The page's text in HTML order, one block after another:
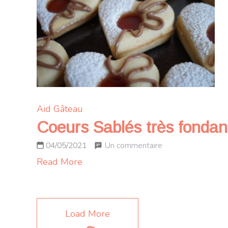
et
confiture
de
caramélisé
Aid Gâteau
Coeurs Sablés très
04/05/2021 Un commentaire
Read More
Load More